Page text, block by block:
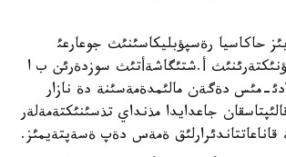
حاكاسيا رةسپؤبليكاسئنئث جوعارعئ
أ.شتئگاشةأتئث سوزدةرئن ب ا
مئس دةگةن مالئمدةمةسئنة دة نازار
جاعدايدا مذنداي تذسئنئكتةمةلةر
ةمةس دةپ ةسةپتةيمئز.